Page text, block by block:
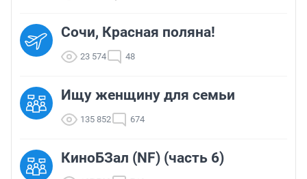
Сочи, Красная поляна!
23 574 48
Ищу женщину для семьи
135 852 674
КиноБЗал (NF) (часть 6)